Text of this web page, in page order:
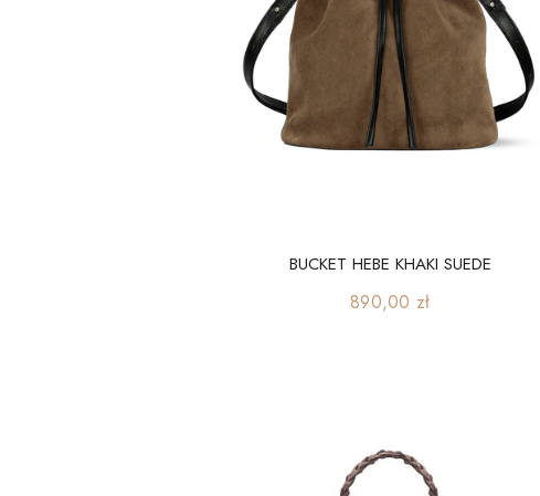
BUCKET HEBE KHAKI SUEDE
Cena
890,00 zł